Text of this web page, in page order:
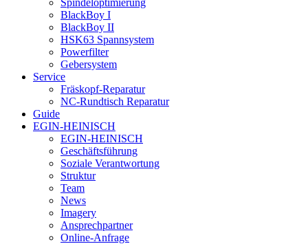
Spindeloptimierung
BlackBoy I
BlackBoy II
HSK63 Spannsystem
Powerfilter
Gebersystem
Service
Fräskopf-Reparatur
NC-Rundtisch Reparatur
Guide
EGIN-HEINISCH
EGIN-HEINISCH
Geschäftsführung
Soziale Verantwortung
Struktur
Team
News
Imagery
Ansprechpartner
Online-Anfrage